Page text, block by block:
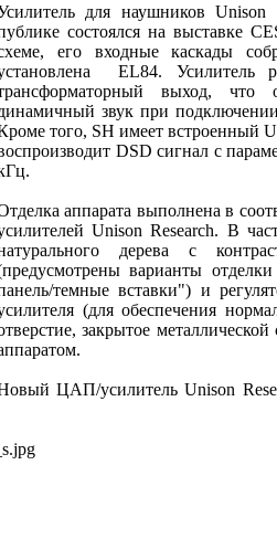
для наушников
состоялся на выставке
его входные каскады
EL84. Усилитель
выход, что
звук при
того, SH имеет встроенный
DSD сигнал с
аппарата выполнена в
Unison Research. В
дерева с
варианты
темные вставки") и
(для обеспечения
закрытое
ЦАП/усилитель Unison